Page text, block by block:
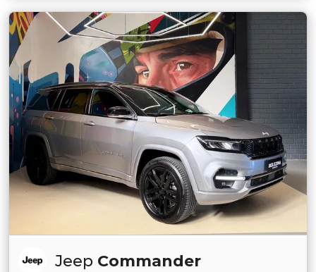
Jeep Commander